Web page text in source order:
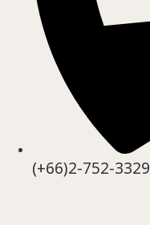
(+66)2-752-3329